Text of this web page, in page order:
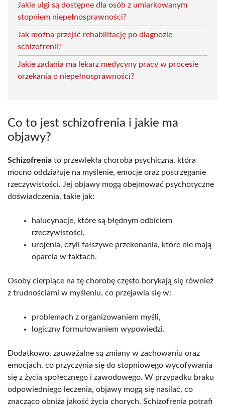
Jakie ulgi są dostępne dla osób z umiarkowanym
stopniem niepełnosprawności?
Jak można przejść rehabilitację po diagnozie
schizofrenii?
Jakie zadania ma lekarz medycyny pracy w procesie
orzekania o niepełnosprawności?
Co to jest schizofrenia i jakie ma
objawy?
Schizofrenia to przewlekła choroba psychiczna, która
mocno oddziałuje na myślenie, emocje oraz postrzeganie
rzeczywistości. Jej objawy mogą obejmować psychotyczne
doświadczenia, takie jak:
halucynacje, które są błędnym odbiciem
rzeczywistości,
urojenia, czyli fałszywe przekonania, które nie mają
oparcia w faktach.
Osoby cierpiące na tę chorobę często borykają się również
z trudnościami w myśleniu, co przejawia się w:
problemach z organizowaniem myśli,
logiczny formułowaniem wypowiedzi.
Dodatkowo, zauważalne są zmiany w zachowaniu oraz
emocjach, co przyczynia się do stopniowego wycofywania
się z życia społecznego i zawodowego. W przypadku braku
odpowiedniego leczenia, objawy mogą się nasilać, co
znacząco obniża jakość życia chorych. Schizofrenia potrafi